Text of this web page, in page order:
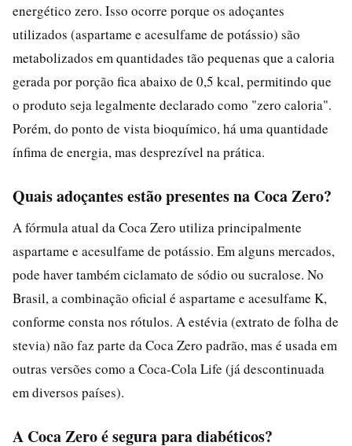
energético zero. Isso ocorre porque os adoçantes
utilizados (aspartame e acesulfame de potássio) são
metabolizados em quantidades tão pequenas que a caloria
gerada por porção fica abaixo de 0,5 kcal, permitindo que
o produto seja legalmente declarado como "zero caloria".
Porém, do ponto de vista bioquímico, há uma quantidade
ínfima de energia, mas desprezível na prática.
Quais adoçantes estão presentes na Coca Zero?
A fórmula atual da Coca Zero utiliza principalmente
aspartame e acesulfame de potássio. Em alguns mercados,
pode haver também ciclamato de sódio ou sucralose. No
Brasil, a combinação oficial é aspartame e acesulfame K,
conforme consta nos rótulos. A estévia (extrato de folha de
stevia) não faz parte da Coca Zero padrão, mas é usada em
outras versões como a Coca-Cola Life (já descontinuada
em diversos países).
A Coca Zero é segura para diabéticos?